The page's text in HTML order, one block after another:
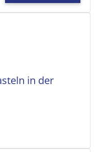
in der